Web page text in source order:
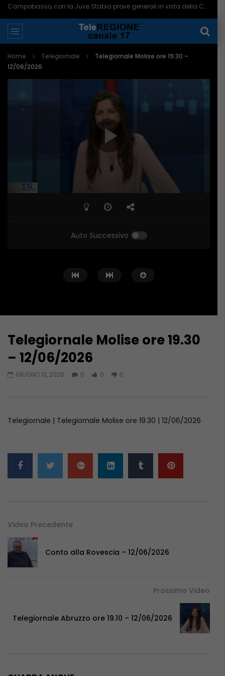
Campobasso, con la Juve Stabia prove generali in vista della Coppa – 08/08/2026
Home Telegiornale
Telegiornale Molise ore 19.30 –
12/06/2026
Auto Successivo
34:04
Telegiornale Molise ore 14.00 –
08/08/2026
Telegiornale Molise ore 19.30
– 12/06/2026
GIUGNO 12, 2026 0 0 0
Telegiornale | Telegiornale Molise ore 19.30 | 12/06/2026
Video Precedente
Conto alla Rovescia – 12/06/2026
Prossimo Video
Telegiornale Abruzzo ore 19.10 – 12/06/2026